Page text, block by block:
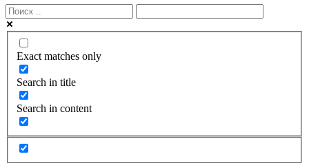
Exact matches only
Search in title
Search in content